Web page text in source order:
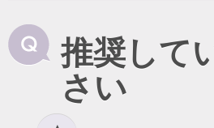
推奨して
さい